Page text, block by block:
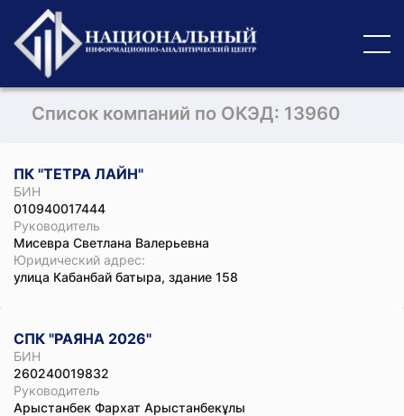
Список компаний по ОКЭД: 13960
ПК "ТЕТРА ЛАЙН"
БИН
010940017444
Руководитель
Мисевра Светлана Валерьевна
Юридический адрес:
улица Кабанбай батыра, здание 158
СПК "РАЯНА 2026"
БИН
260240019832
Руководитель
Арыстанбек Фархат Арыстанбекұлы